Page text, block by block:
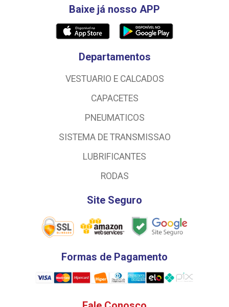
Baixe já nosso APP
Departamentos
VESTUARIO E CALCADOS
CAPACETES
PNEUMATICOS
SISTEMA DE TRANSMISSAO
LUBRIFICANTES
RODAS
Site Seguro
Formas de Pagamento